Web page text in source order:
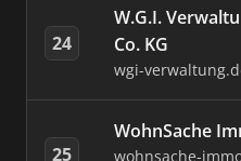
24
W.G.I.
Co. KG
wgi-
25
WohnSache
wohnsache-